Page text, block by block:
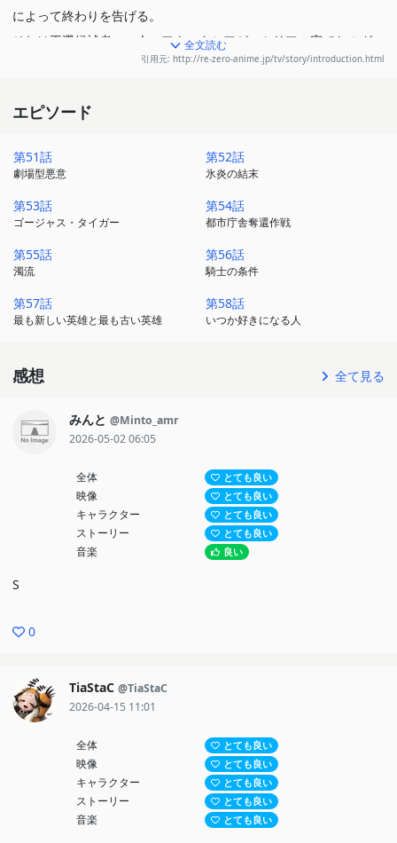
によって終わりを告げる。
それは王選候補者の一人、アナスタシアがエミリアへ宛てたルグニ
カの五大都市に数えられる水門都市プリステラへの招待状だった。
様々な再会。
蠢く悪意の胎動と降りかかる未曾有の危機。
全文読む
引用元: http://re-zero-anime.jp/tv/story/introduction.html
エピソード
第51話
劇場型悪意
第52話
氷炎の結末
第53話
ゴージャス・タイガー
第54話
都市庁舎奪還作戦
第55話
濁流
第56話
騎士の条件
第57話
最も新しい英雄と最も古い英雄
第58話
いつか好きになる人
感想 全て見る
みんと @Minto_amr
2026-05-02 06:05
全体 とても良い
映像 とても良い
キャラクター とても良い
ストーリー とても良い
音楽 良い
S
0
TiaStaC @TiaStaC
2026-04-15 11:01
全体 とても良い
映像 とても良い
キャラクター とても良い
ストーリー とても良い
音楽 とても良い